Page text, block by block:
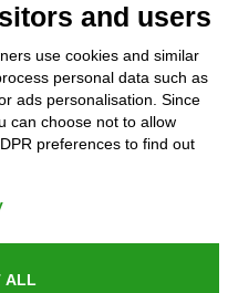
ISO 9001:2015
n.8 70123, BARI
and users
use cookies and similar
personal data such as
ads personalisation. Since
can choose not to allow
preferences to find out
ALL